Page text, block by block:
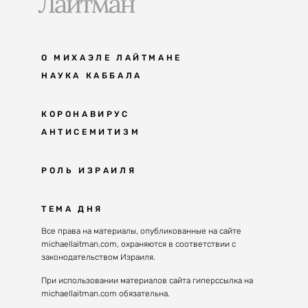
О МИХАЭЛЕ ЛАЙТМАНЕ
НАУКА КАББАЛА
Мудрость каббалы
Каббала сегодня
Великие каббалисты
Духовные состояния
Конгрессы каббалы
Каббалистическая музыка
Духовные состояния
КОРОНАВИРУС
АНТИСЕМИТИЗМ
Антисемитизм в современном мире
Решение
РОЛЬ ИЗРАИЛЯ
Почему евреи
Израиль сегодня
Избраны служить миру
ТЕМА ДНЯ
Все права на материалы, опубликованные на сайте
michaellaitman.com, охраняются в соответствии с
законодательством Израиля.
При использовании материалов сайта гиперссылка на
michaellaitman.com обязательна.